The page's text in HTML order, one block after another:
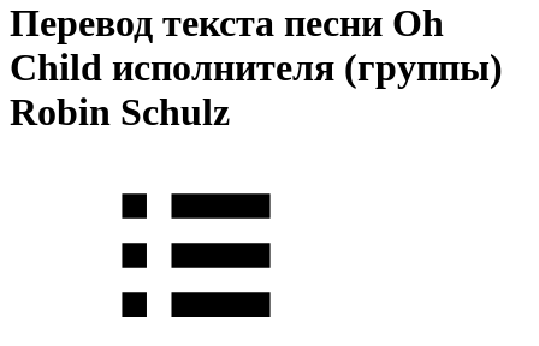
Перевод текста песни Oh
Child исполнителя (группы)
Robin Schulz